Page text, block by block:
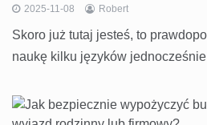
2025-11-08 Robert
Skoro już tutaj jesteś, to
naukę kilku języków